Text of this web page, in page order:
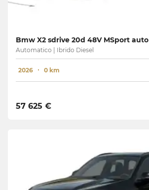
Bmw X2 sdrive 20d 48V MSport auto
Automatico | Ibrido Diesel
2026 0 km
57 625 €